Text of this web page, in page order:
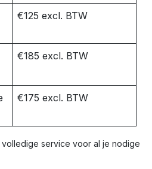
€125 excl. BTW
€185 excl. BTW
€175 excl. BTW
service voor al je nodige